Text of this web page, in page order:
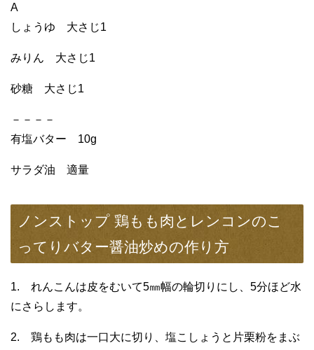
A
しょうゆ 大さじ1
みりん 大さじ1
砂糖 大さじ1
－－－－
有塩バター 10g
サラダ油 適量
ノンストップ 鶏もも肉とレンコンのこ
ってりバター醤油炒めの作り方
1. れんこんは皮をむいて5㎜幅の輪切りにし、5分ほど水
にさらします。
2. 鶏もも肉は一口大に切り、塩こしょうと片栗粉をまぶ